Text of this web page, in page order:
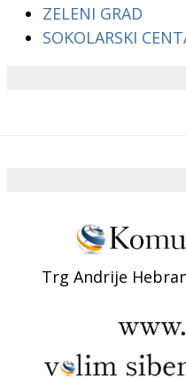
ZELENI GRAD
SOKOLARSKI
Trg Andrije